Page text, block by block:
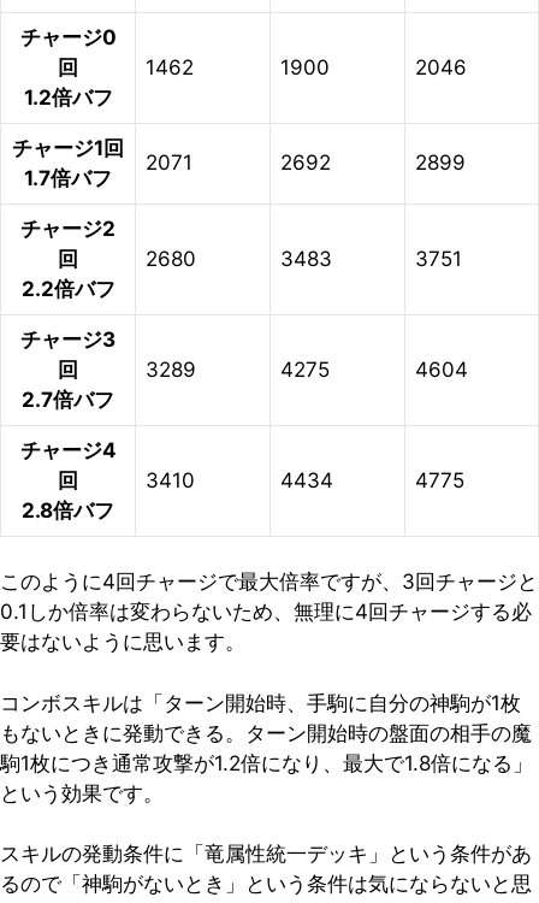
チャージ0
回
1.2倍バフ
1462 1900 2046
チャージ1回
1.7倍バフ
2071 2692 2899
チャージ2
回
2.2倍バフ
2680 3483 3751
チャージ3
回
2.7倍バフ
3289 4275 4604
チャージ4
回
2.8倍バフ
3410 4434 4775
このように4回チャージで最大倍率ですが、3回チャージと
0.1しか倍率は変わらないため、無理に4回チャージする必
要はないように思います。
コンボスキルは「ターン開始時、手駒に自分の神駒が1枚
もないときに発動できる。ターン開始時の盤面の相手の魔
駒1枚につき通常攻撃が1.2倍になり、最大で1.8倍になる」
という効果です。
スキルの発動条件に「竜属性統一デッキ」という条件があ
るので「神駒がないとき」という条件は気にならないと思